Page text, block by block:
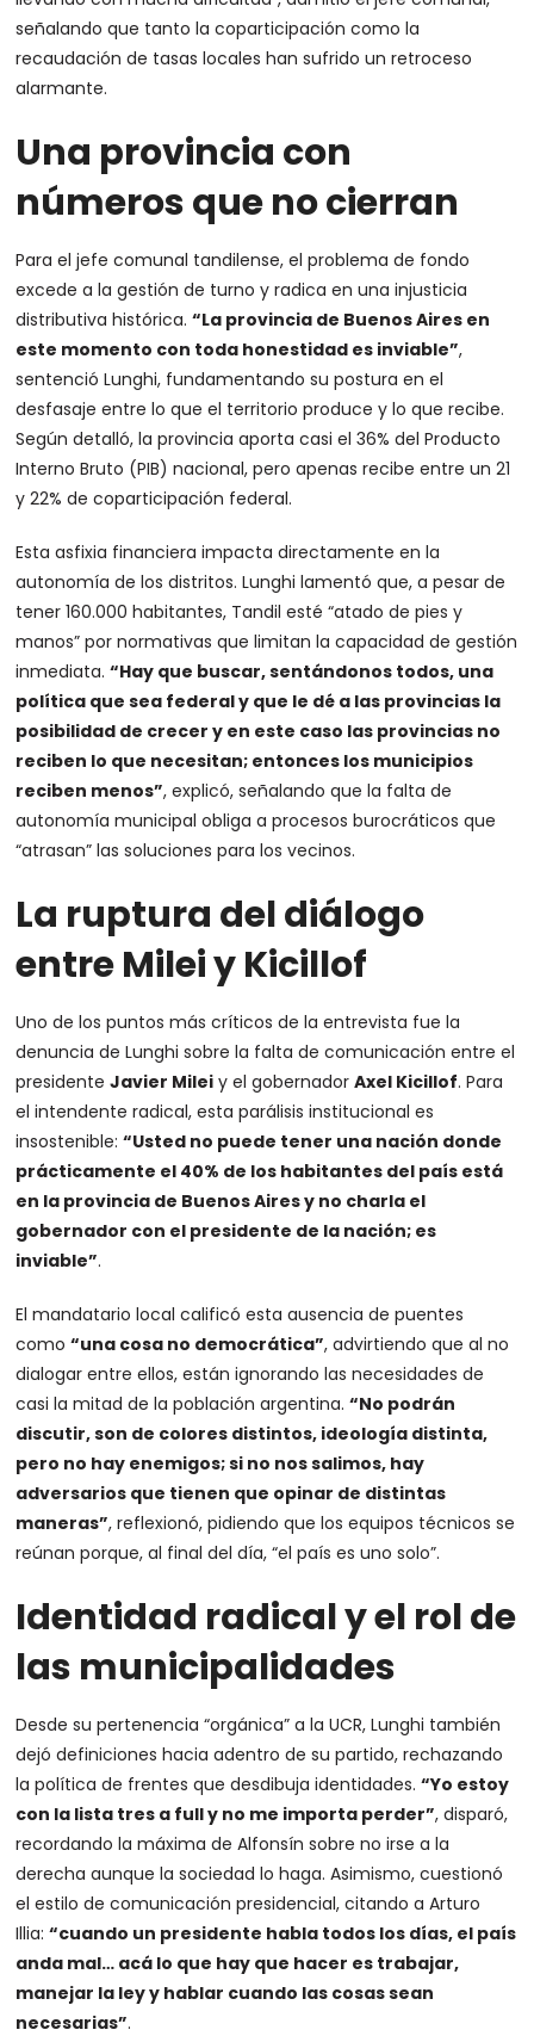
señalando que tanto la coparticipación como la
recaudación de tasas locales han sufrido un retroceso
alarmante.
Una provincia con
números que no cierran
Para el jefe comunal tandilense, el problema de fondo
excede a la gestión de turno y radica en una injusticia
distributiva histórica.“La provincia de Buenos Aires en
este momento con toda honestidad es inviable”,
sentenció Lunghi, fundamentando su postura en el
desfasaje entre lo que el territorio produce y lo que recibe.
Según detalló, la provincia aporta casi el 36% del Producto
Interno Bruto (PIB) nacional, pero apenas recibe entre un 21
y 22% de coparticipación federal.
Esta asfixia financiera impacta directamente en la
autonomía de los distritos. Lunghi lamentó que, a pesar de
tener 160.000 habitantes, Tandil esté “atado de pies y
manos” por normativas que limitan la capacidad de gestión
inmediata.“Hay que buscar, sentándonos todos, una
política que sea federal y que le dé a las provincias la
posibilidad de crecer y en este caso las provincias no
reciben lo que necesitan; entonces los municipios
reciben menos”, explicó, señalando que la falta de
autonomía municipal obliga a procesos burocráticos que
“atrasan” las soluciones para los vecinos.
La ruptura del diálogo
entre Milei y Kicillof
Uno de los puntos más críticos de la entrevista fue la
denuncia de Lunghi sobre la falta de comunicación entre el
presidenteJavier Milei y el gobernadorAxel Kicillof. Para
el intendente radical, esta parálisis institucional es
insostenible:“Usted no puede tener una nación donde
prácticamente el 40% de los habitantes del país está
en la provincia de Buenos Aires y no charla el
gobernador con el presidente de la nación; es
inviable”.
El mandatario local calificó esta ausencia de puentes
como“una cosa no democrática”, advirtiendo que al no
dialogar entre ellos, están ignorando las necesidades de
casi la mitad de la población argentina.“No podrán
discutir, son de colores distintos, ideología distinta,
pero no hay enemigos; si no nos salimos, hay
adversarios que tienen que opinar de distintas
maneras”, reflexionó, pidiendo que los equipos técnicos se
reúnan porque, al final del día, “el país es uno solo”.
Identidad radical y el rol de
las municipalidades
Desde su pertenencia “orgánica” a la UCR, Lunghi también
dejó definiciones hacia adentro de su partido, rechazando
la política de frentes que desdibuja identidades.“Yo estoy
con la lista tres a full y no me importa perder”, disparó,
recordando la máxima de Alfonsín sobre no irse a la
derecha aunque la sociedad lo haga. Asimismo, cuestionó
el estilo de comunicación presidencial, citando a Arturo
Illia:“cuando un presidente habla todos los días, el país
anda mal… acá lo que hay que hacer es trabajar,
manejar la ley y hablar cuando las cosas sean
necesarias”.